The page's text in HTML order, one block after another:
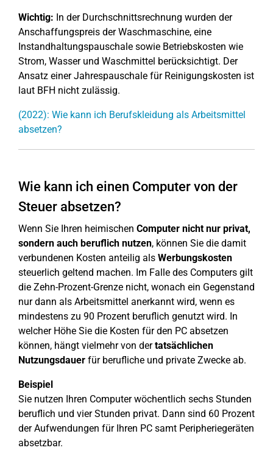
Wichtig: In der Durchschnittsrechnung wurden der
Anschaffungspreis der Waschmaschine, eine
Instandhaltungspauschale sowie Betriebskosten wie
Strom, Wasser und Waschmittel berücksichtigt. Der
Ansatz einer Jahrespauschale für Reinigungskosten ist
laut BFH nicht zulässig.
(2022): Wie kann ich Berufskleidung als Arbeitsmittel
absetzen?
Wie kann ich einen Computer von der
Steuer absetzen?
Wenn Sie Ihren heimischen Computer nicht nur privat,
sondern auch beruflich nutzen, können Sie die damit
verbundenen Kosten anteilig als Werbungskosten
steuerlich geltend machen. Im Falle des Computers gilt
die Zehn-Prozent-Grenze nicht, wonach ein Gegenstand
nur dann als Arbeitsmittel anerkannt wird, wenn es
mindestens zu 90 Prozent beruflich genutzt wird. In
welcher Höhe Sie die Kosten für den PC absetzen
können, hängt vielmehr von dertatsächlichen
Nutzungsdauer für berufliche und private Zwecke ab.
Beispiel
Sie nutzen Ihren Computer wöchentlich sechs Stunden
beruflich und vier Stunden privat. Dann sind 60 Prozent
der Aufwendungen für Ihren PC samt Peripheriegeräten
absetzbar.